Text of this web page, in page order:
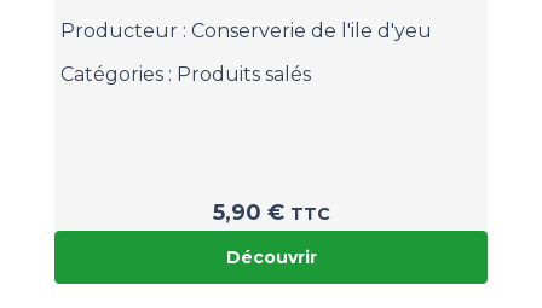
Producteur : Conserverie de l'ile d'yeu
Catégories : Produits salés
5,90 € TTC
Découvrir